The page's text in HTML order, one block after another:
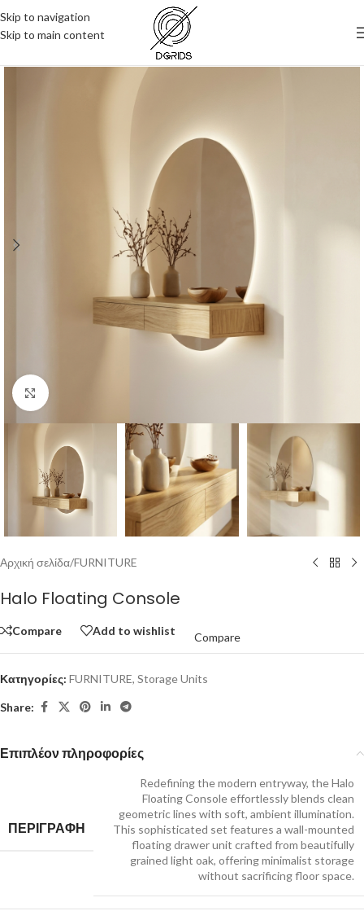
Skip to navigation
Skip to main content
Click to enlarge
Αρχική σελίδα/FURNITURE
Halo Floating Console
Compare Add to wishlist
Compare
Κατηγορίες: FURNITURE, Storage Units
Share:
Επιπλέον πληροφορίες
ΠΕΡΙΓΡΑΦΗ
Redefining the modern entryway, the Halo
Floating Console effortlessly blends clean
geometric lines with soft, ambient illumination.
This sophisticated set features a wall-mounted
floating drawer unit crafted from beautifully
grained light oak, offering minimalist storage
without sacrificing floor space.